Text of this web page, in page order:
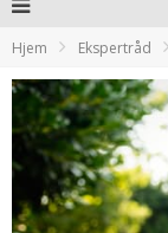
Hjem Ekspertråd